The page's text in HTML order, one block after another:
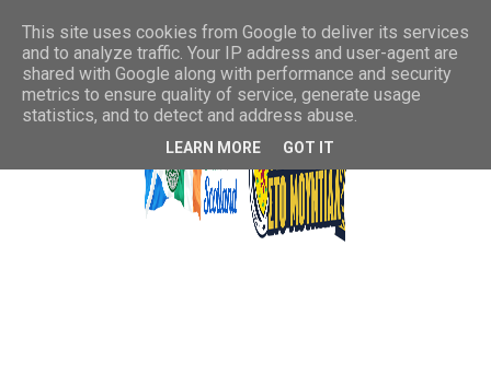
This site uses cookies from Google to deliver its services
and to analyze traffic. Your IP address and user-agent are
shared with Google along with performance and security
metrics to ensure quality of service, generate usage
statistics, and to detect and address abuse.
LEARN MORE GOT IT